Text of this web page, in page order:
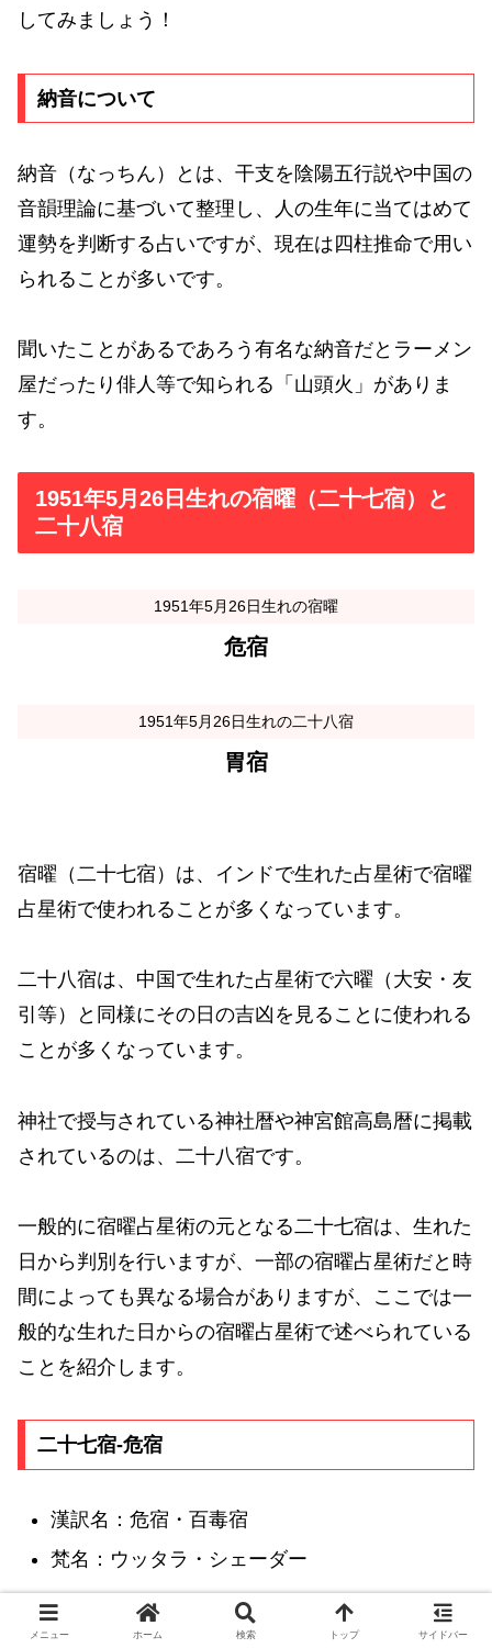
してみましょう！
納音について
納音（なっちん）とは、干支を陰陽五行説や中国の
音韻理論に基づいて整理し、人の生年に当てはめて
運勢を判断する占いですが、現在は四柱推命で用い
られることが多いです。
聞いたことがあるであろう有名な納音だとラーメン
屋だったり俳人等で知られる「山頭火」がありま
す。
1951年5月26日生れの宿曜（二十七宿）と
二十八宿
1951年5月26日生れの宿曜
危宿
1951年5月26日生れの二十八宿
胃宿
宿曜（二十七宿）は、インドで生れた占星術で宿曜
占星術で使われることが多くなっています。
二十八宿は、中国で生れた占星術で六曜（大安・友
引等）と同様にその日の吉凶を見ることに使われる
ことが多くなっています。
神社で授与されている神社暦や神宮館高島暦に掲載
されているのは、二十八宿です。
一般的に宿曜占星術の元となる二十七宿は、生れた
日から判別を行いますが、一部の宿曜占星術だと時
間によっても異なる場合がありますが、ここでは一
般的な生れた日からの宿曜占星術で述べられている
ことを紹介します。
二十七宿-危宿
漢訳名：危宿・百毒宿
梵名：ウッタラ・シェーダー
薬の服用や調合など、病気への対処に大吉。池を造
メニュー ホーム 検索 トップ サイドバー